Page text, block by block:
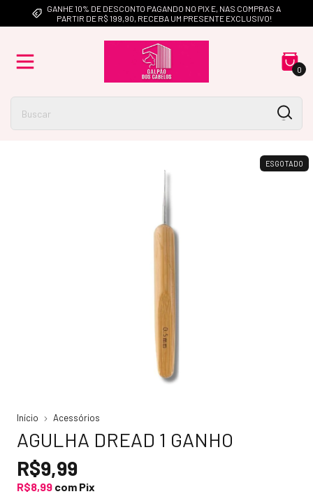
GANHE 10% DE DESCONTO PAGANDO NO PIX E, NAS COMPRAS A
PARTIR DE R$ 199,90, RECEBA UM PRESENTE EXCLUSIVO!
0
ESGOTADO
Início Acessórios
AGULHA DREAD 1 GANHO
R$9,99
R$8,99 com Pix